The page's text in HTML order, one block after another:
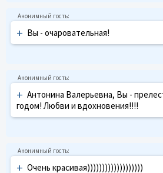
+ Вы - очаровательная!
+ Антонина Валерьевна, Вы -
годом! Любви и вдохновения!!!!
+ Очень красивая)))))))))))))))))))